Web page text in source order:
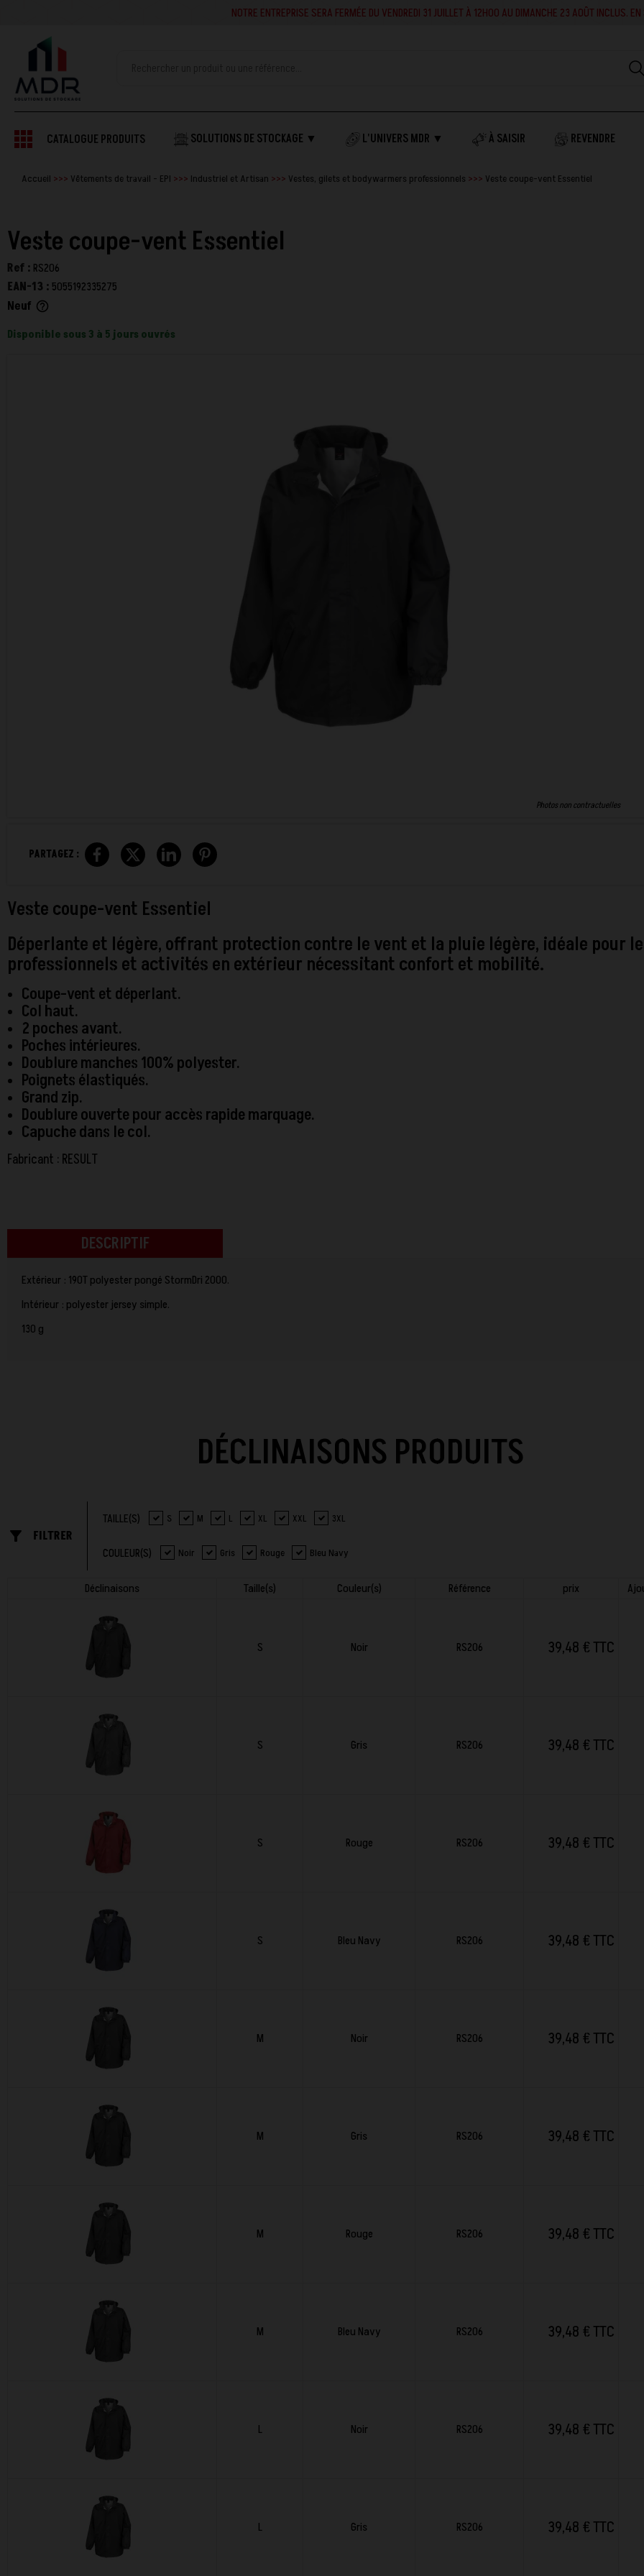
NOTRE ENTREPRISE SERA FERMÉE DU VENDREDI 31 JUILLET À 12H00 AU DIMANCHE 23 AOÛT INCLUS.
CATALOGUE PRODUITS SOLUTIONS DE STOCKAGE ▼ L'UNIVERS MDR ▼ À SAISIR REVENDRE
Accueil Vêtements de travail - EPI Industriel et Artisan Vestes, gilets et bodywarmers professionnels Veste coupe-vent Essentiel
Veste coupe-vent Essentiel
Ref : RS206
EAN-13 :5055192335275
Neuf help_outline
Disponible sous 3 à 5 jours ouvrés
Photos non contractuelles
PARTAGEZ :
Veste coupe-vent Essentiel
Déperlante et légère, offrant protection contre le vent et la pluie légère, idéale pour
professionnels et activités en extérieur nécessitant confort et mobilité.
Coupe-vent et déperlant.
Col haut.
2 poches avant.
Poches intérieures.
Doublure manches 100% polyester.
Poignets élastiqués.
Grand zip.
Doublure ouverte pour accès rapide marquage.
Capuche dans le col.
Fabricant : RESULT
DESCRIPTIF
Extérieur : 190T polyester pongé StormDri 2000.
Intérieur : polyester jersey simple.
130 g
DÉCLINAISONS PRODUITS
filter_list_alt FILTRER
TAILLE(S) S M L XL XXL 3XL
COULEUR(S) Noir Gris Rouge Bleu Navy
Déclinaisons Taille(s) Couleur(s) Référence prix
S Noir RS206 39,48 € TTC
S Gris RS206 39,48 € TTC
S Rouge RS206 39,48 € TTC
S Bleu Navy RS206 39,48 € TTC
M Noir RS206 39,48 € TTC
M Gris RS206 39,48 € TTC
M Rouge RS206 39,48 € TTC
M Bleu Navy RS206 39,48 € TTC
L Noir RS206 39,48 € TTC
L Gris RS206 39,48 € TTC